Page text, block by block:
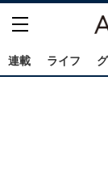
連載 ライフ